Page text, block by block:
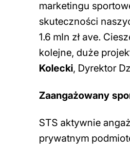
marketingu
skuteczności
1.6 mln zł ave.
kolejne, duże
Kolecki, Dyrektor
Zaangażowany
STS aktywnie
prywatnym